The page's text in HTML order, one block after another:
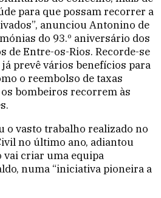
para que possam recorrer a
anunciou Antonino de
do 93.º aniversário dos
de Entre-os-Rios. Recorde-se
prevê vários benefícios para
o reembolso de taxas
bombeiros recorrem às
o vasto trabalho realizado no
no último ano, adiantou
vai criar uma equipa
numa “iniciativa pioneira a